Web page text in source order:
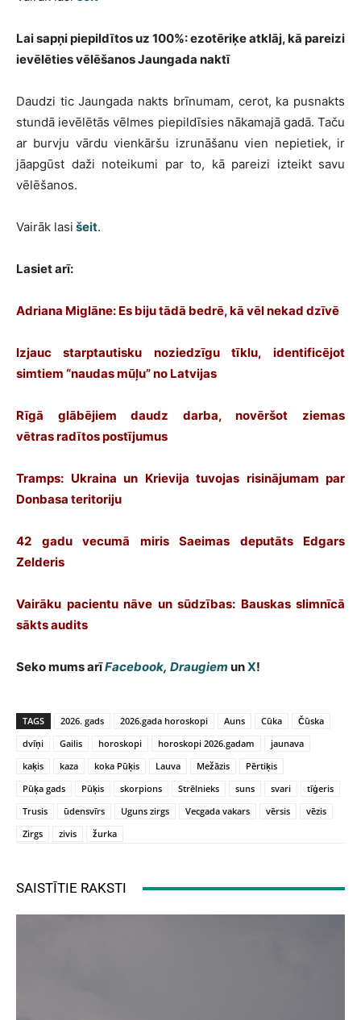
Lai sapņi piepildītos uz 100%: ezotēriķe atklāj, kā pareizi
ievēlēties vēlēšanos Jaungada naktī
Daudzi tic Jaungada nakts brīnumam, cerot, ka pusnakts
stundā ievēlētās vēlmes piepildīsies nākamajā gadā. Taču
ar burvju vārdu vienkāršu izrunāšanu vien nepietiek, ir
jāapgūst daži noteikumi par to, kā pareizi izteikt savu
vēlēšanos.
Vairāk lasi šeit.
Lasiet arī:
Adriana Miglāne: Es biju tādā bedrē, kā vēl nekad dzīvē
Izjauc starptautisku noziedzīgu tīklu, identificējot
simtiem “naudas mūļu” no Latvijas
Rīgā glābējiem daudz darba, novēršot ziemas
vētras radītos postījumus
Tramps: Ukraina un Krievija tuvojas risinājumam par
Donbasa teritoriju
42 gadu vecumā miris Saeimas deputāts Edgars
Zelderis
Vairāku pacientu nāve un sūdzības: Bauskas slimnīcā
sākts audits
Seko mums arīFacebook, Draugiem unX!
TAGS 2026. gads 2026.gada horoskopi Auns Cūka
Čūska
dvīņi
Gailis horoskopi horoskopi 2026.gadam
jaunava
kaķis
kaza koka Pūķis Lauva Mežāzis
Pērtiķis
Pūķa gads
Pūķis skorpions Strēlnieks suns svari
tīģeris
Trusis
ūdensvīrs Uguns zirgs Vecgada vakars vērsis
vēzis
Zirgs
zivis žurka
SAISTĪTIE RAKSTI